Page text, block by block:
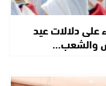
دلالات عيد
والشعب…